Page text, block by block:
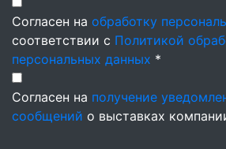
Согласен на обработку
соответствии с Политикой
персональных данных *
Согласен на получение
сообщений о выставках